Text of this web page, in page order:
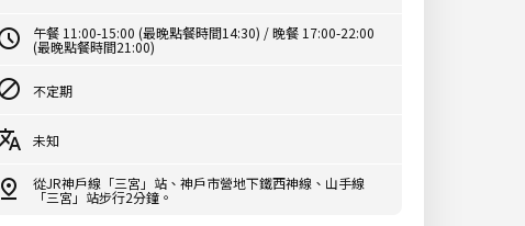
午餐 11:00-15:00 (最晚點餐時間14:30) / 晚餐 17:00-22:00
(最晚點餐時間21:00)
不定期
未知
從JR神戶線「三宮」站、神戶市營地下鐵西神線、山手線
「三宮」站步行2分鐘。